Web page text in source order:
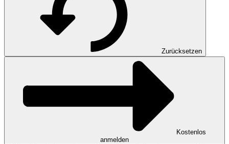
Zurücksetzen
Kostenlos
anmelden